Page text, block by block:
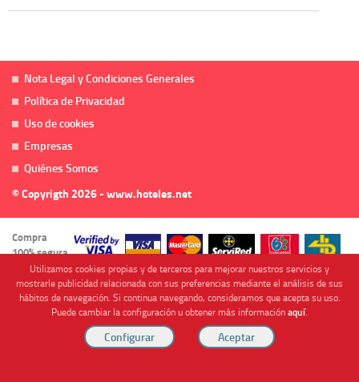
Nota Legal y Condiciones Generales
Política de Privacidad
Uso de cookies
Empresas
Quiénes Somos
© Copyrigth 2026 - www.hoteles.net
Compra
100% segura
Cofinanciado por
Utilizamos cookies propias y de terceros para mejorar nuestros servicios y
mostrarle publicidad relacionada con sus preferencias mediante el análisis de sus
hábitos de navegación. Si continua navegando, consideramos que acepta su uso.
Puede cambiar la configuración u obtener más informaciónaquí.